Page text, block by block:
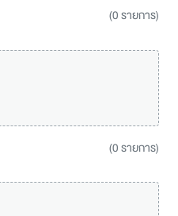
(0 รายการ)
(0 รายการ)